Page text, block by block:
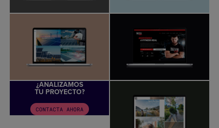
¿ANALIZAMOS
TU PROYECTO?
CONTACTA AHORA